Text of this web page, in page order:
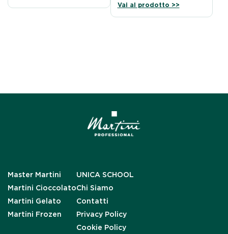
Vai al prodotto >>
Master Martini
Martini Cioccolato
Martini Gelato
Martini Frozen
UNICA SCHOOL
Chi Siamo
Contatti
Privacy Policy
Cookie Policy